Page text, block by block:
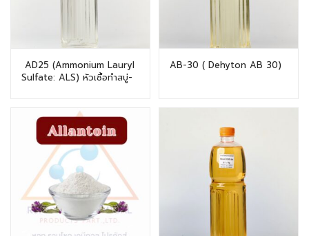
AD25 (Ammonium Lauryl
Sulfate: ALS) หัวเชื้อทำสบู่-
AB-30 ( Dehyton AB 30)